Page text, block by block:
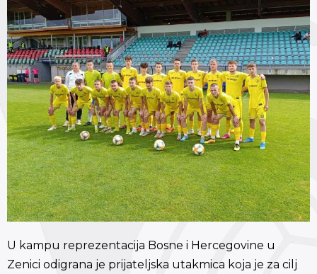
U kampu reprezentacija Bosne i Hercegovine u
Zenici odigrana je prijateljska utakmica koja je za cilj